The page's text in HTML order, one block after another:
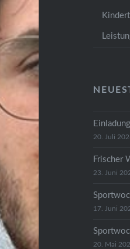
20. Juli
Frischer
23. Juni
17. Juni
20. Mai